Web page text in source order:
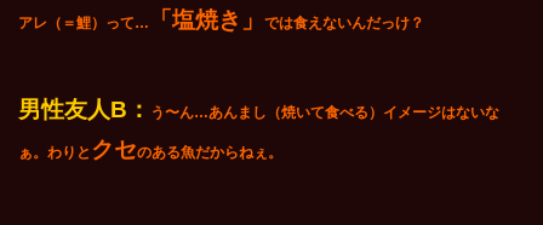
アレ（＝鯉）って… 「塩焼き」 では食えないんだっけ？
男性友人B： う〜ん…あんまし（焼いて食べる）イメージはないな
ぁ。わりと クセのある魚だからねぇ。